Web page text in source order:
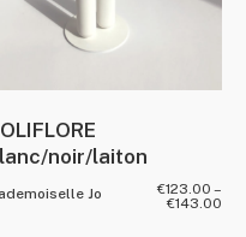
noir/laiton
Jo €123.00 –
€143.00